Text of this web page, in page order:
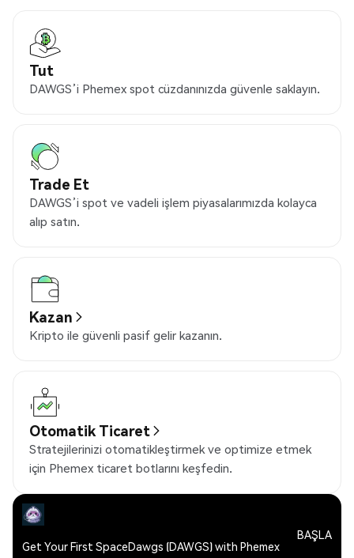
Tut
DAWGS’i Phemex spot cüzdanınızda güvenle saklayın.
Trade Et
DAWGS’i spot ve vadeli işlem piyasalarımızda kolayca
alıp satın.
Kazan
Kripto ile güvenli pasif gelir kazanın.
Otomatik Ticaret
Stratejilerinizi otomatikleştirmek ve optimize etmek
için Phemex ticaret botlarını keşfedin.
Get Your First SpaceDawgs (DAWGS) with Phemex
BAŞLA